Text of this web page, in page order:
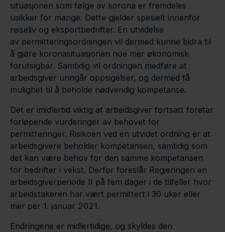
situasjonen som følge av korona er fremdeles
usikker for mange. Dette gjelder spesielt innenfor
reiseliv og eksportbedrifter. En utvidelse
av permitteringsordningen vil dermed kunne bidra til
å gjøre koronasituasjonen noe mer økonomisk
forutsigbar. Samtidig vil ordningen medføre at
arbeidsgiver unngår oppsigelser, og dermed få
mulighet til å beholde nødvendig kompetanse.
Det er imidlertid viktig at arbeidsgiver fortsatt foretar
forløpende vurderinger av behovet for
permitteringer. Risikoen ved en utvidet ordning er at
arbeidsgivere beholder kompetansen, samtidig som
det kan være behov for den samme kompetansen
for bedrifter i vekst. Derfor foreslår Regjeringen en
arbeidsgiverperiode II på fem dager i de tilfeller hvor
arbeidstakeren har vært permittert i 30 uker eller
mer per 1. januar 2021.
Endringene er midlertidige, og skyldes den